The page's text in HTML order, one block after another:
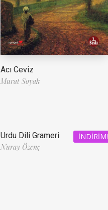
Acı Ceviz
Murat Soyak
İNDIRIM!
Urdu Dili Grameri
Nuray Özenç